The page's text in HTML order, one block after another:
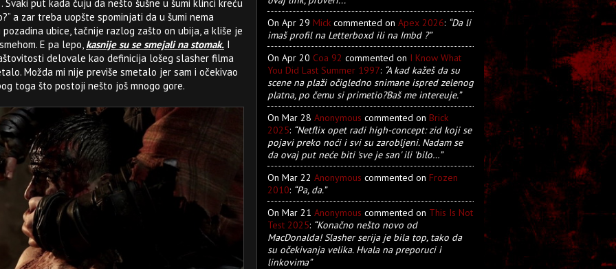
put kada čuju da nešto šušne u šumi klinci kreću
a zar treba uopšte spominjati da u šumi nema
ubice, tačnije razlog zašto on ubija, a kliše je
E pa lepo, kasnije su se smejali na stomak. I
delovale kao definicija lošeg slasher filma
Možda mi nije previše smetalo jer sam i očekivao
toga što postoji nešto još mnogo gore.
On Apr 29 Mick commented on Apex 2026: “Da li
imaš profil na Letterboxd ili na Imbd ?”
On Apr 20 Coa 92 commented on I Know What
You Did Last Summer 1997: “A kad kažeš da su
scene na plaži očigledno snimane ispred zelenog
platna, po čemu si primetio?Baš me intereuje.”
On Mar 28 Anonymous commented on Brick
2025: “Netflix opet radi high-concept: zid koji se
pojavi preko noći i svi su zarobljeni. Nadam se
da ovaj put neće biti 'sve je san' ili 'bilo…”
On Mar 22 Anonymous commented on Frozen
2010: “Pa, da.”
On Mar 21 Anonymous commented on This Is Not
Test 2025: “Konačno nešto novo od
MacDonalda! Slasher serija je bila top, tako da
su očekivanja velika. Hvala na preporuci i
linkovima”